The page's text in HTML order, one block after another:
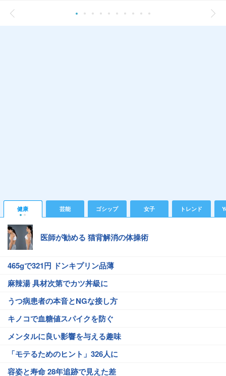
健康 芸能 ゴシップ 女子 トレンド
医師が勧める 猫背解消の体操術
465gで321円 ドンキプリン品薄
麻辣湯 具材次第でカツ丼級に
うつ病患者の本音とNGな接し方
キノコで血糖値スパイクを防ぐ
メンタルに良い影響を与える趣味
「モテるためのヒント」326人に
容姿と寿命 28年追跡で見えた差